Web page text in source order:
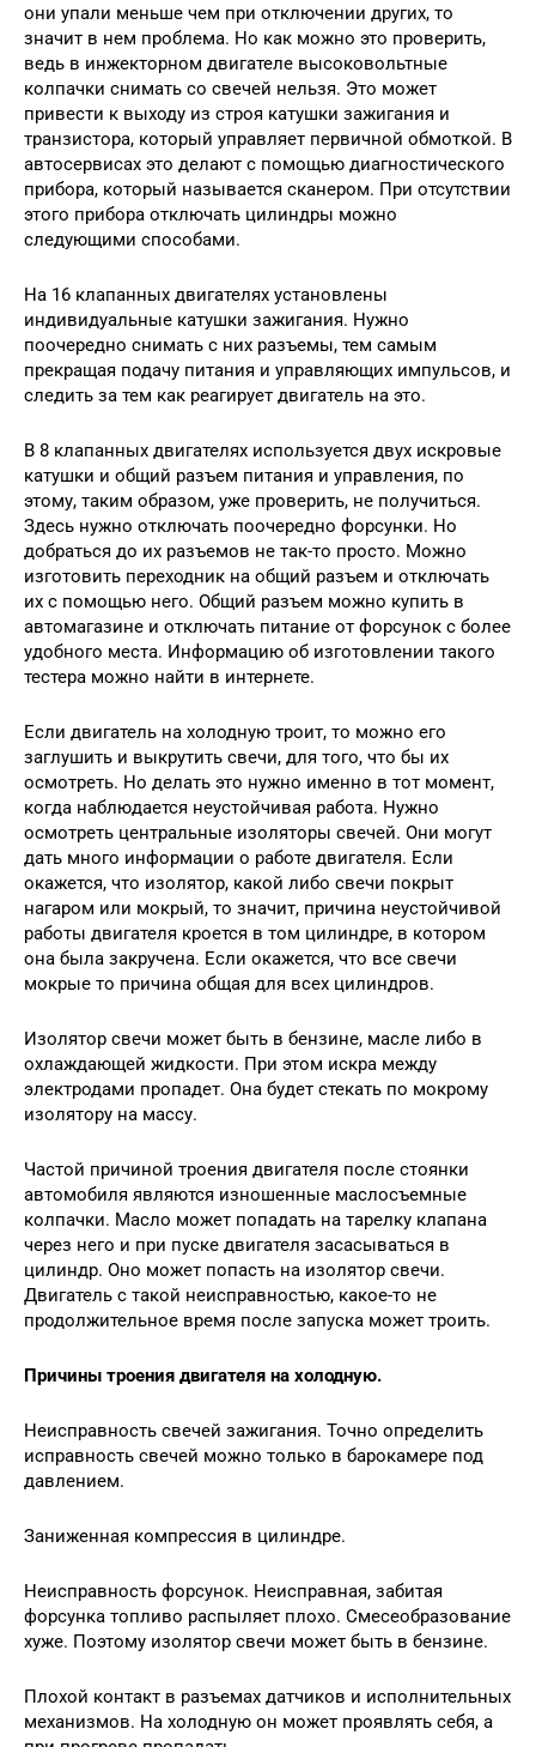
они упали меньше чем при отключении других, то
значит в нем проблема. Но как можно это проверить,
ведь в инжекторном двигателе высоковольтные
колпачки снимать со свечей нельзя. Это может
привести к выходу из строя катушки зажигания и
транзистора, который управляет первичной обмоткой. В
автосервисах это делают с помощью диагностического
прибора, который называется сканером. При отсутствии
этого прибора отключать цилиндры можно
следующими способами.
На 16 клапанных двигателях установлены
индивидуальные катушки зажигания. Нужно
поочередно снимать с них разъемы, тем самым
прекращая подачу питания и управляющих импульсов, и
следить за тем как реагирует двигатель на это.
В 8 клапанных двигателях используется двух искровые
катушки и общий разъем питания и управления, по
этому, таким образом, уже проверить, не получиться.
Здесь нужно отключать поочередно форсунки. Но
добраться до их разъемов не так-то просто. Можно
изготовить переходник на общий разъем и отключать
их с помощью него. Общий разъем можно купить в
автомагазине и отключать питание от форсунок с более
удобного места. Информацию об изготовлении такого
тестера можно найти в интернете.
Если двигатель на холодную троит, то можно его
заглушить и выкрутить свечи, для того, что бы их
осмотреть. Но делать это нужно именно в тот момент,
когда наблюдается неустойчивая работа. Нужно
осмотреть центральные изоляторы свечей. Они могут
дать много информации о работе двигателя. Если
окажется, что изолятор, какой либо свечи покрыт
нагаром или мокрый, то значит, причина неустойчивой
работы двигателя кроется в том цилиндре, в котором
она была закручена. Если окажется, что все свечи
мокрые то причина общая для всех цилиндров.
Изолятор свечи может быть в бензине, масле либо в
охлаждающей жидкости. При этом искра между
электродами пропадет. Она будет стекать по мокрому
изолятору на массу.
Частой причиной троения двигателя после стоянки
автомобиля являются изношенные маслосъемные
колпачки. Масло может попадать на тарелку клапана
через него и при пуске двигателя засасываться в
цилиндр. Оно может попасть на изолятор свечи.
Двигатель с такой неисправностью, какое-то не
продолжительное время после запуска может троить.
Причины троения двигателя на холодную.
Неисправность свечей зажигания. Точно определить
исправность свечей можно только в барокамере под
давлением.
Заниженная компрессия в цилиндре.
Неисправность форсунок. Неисправная, забитая
форсунка топливо распыляет плохо. Смесеобразование
хуже. Поэтому изолятор свечи может быть в бензине.
Плохой контакт в разъемах датчиков и исполнительных
механизмов. На холодную он может проявлять себя, а